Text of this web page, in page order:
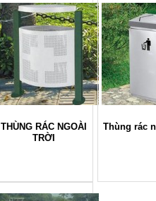
THÙNG RÁC NGOÀI
TRỜI
Thùng rác